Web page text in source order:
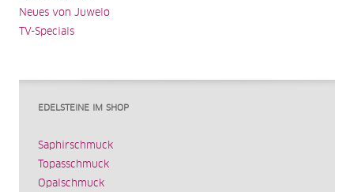
Neues von Juwelo
TV-Specials
EDELSTEINE IM SHOP
Saphirschmuck
Topasschmuck
Opalschmuck